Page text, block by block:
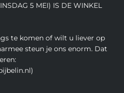
5 MEI) IS DE WINKEL
te komen of wilt u liever op
steun je ons enorm. Dat